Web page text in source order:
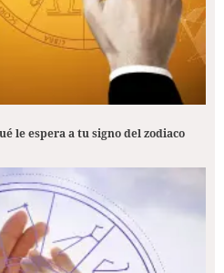
le espera a tu signo del zodiaco